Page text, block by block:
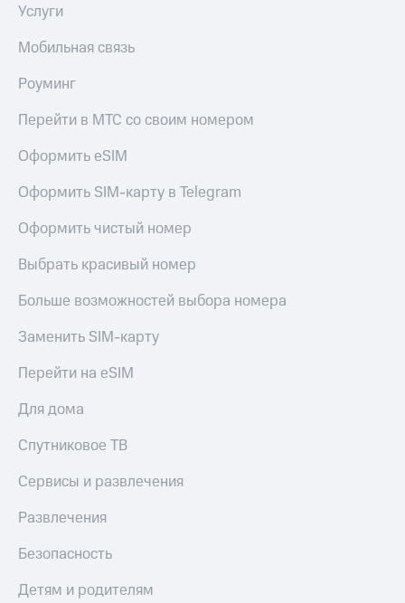
Услуги
Мобильная связь
Роуминг
Перейти в МТС со своим номером
Оформить eSIM
Оформить SIM-карту в Telegram
Оформить чистый номер
Выбрать красивый номер
Больше возможностей выбора номера
Заменить SIM-карту
Перейти на eSIM
Для дома
Спутниковое ТВ
Сервисы и развлечения
Развлечения
Безопасность
Детям и родителям